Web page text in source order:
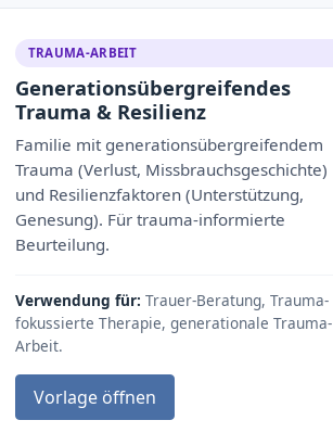
TRAUMA-ARBEIT
Generationsübergreifendes
Trauma & Resilienz
Familie mit generationsübergreifendem
Trauma (Verlust, Missbrauchsgeschichte)
und Resilienzfaktoren (Unterstützung,
Genesung). Für trauma-informierte
Beurteilung.
Verwendung für: Trauer-Beratung, Trauma-
fokussierte Therapie, generationale Trauma-
Arbeit.
Vorlage öffnen